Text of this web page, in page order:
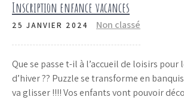
Inscription enfance vacances
25 JANVIER 2024 Non classé
Que se passe t-il à l’accueil de loisirs pour
d’hiver ?? Puzzle se transforme en
va glisser !!!! Vos enfants vont pouvoir